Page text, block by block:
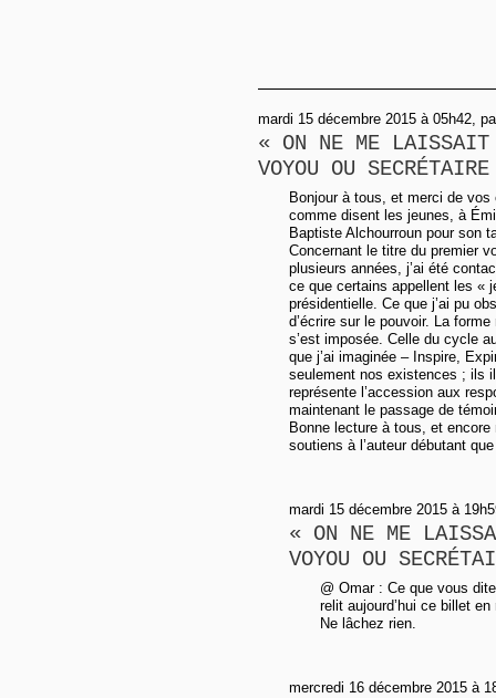
mardi 15 décembre 2015 à 05h42,
« ON NE ME LAISSAIT
VOYOU OU
Bonjour à tous, et merci de
comme disent les jeunes, à
Baptiste Alchourroun pour son
Concernant le titre du premier
plusieurs années, j’ai été
ce que certains appellent les «
présidentielle. Ce que j’ai pu
d’écrire sur le pouvoir. La
s’est imposée. Celle du cycle
que j’ai imaginée ‒ Inspire,
seulement nos existences ; ils
représente l’accession aux
maintenant le passage de
Bonne lecture à tous, et
soutiens à l’auteur débutant
mardi 15 décembre 2015 à
« ON NE ME
VOYOU OU
@ Omar : Ce que vous
relit aujourd’hui ce billet
Ne lâchez rien.
mercredi 16 décembre 2015 à